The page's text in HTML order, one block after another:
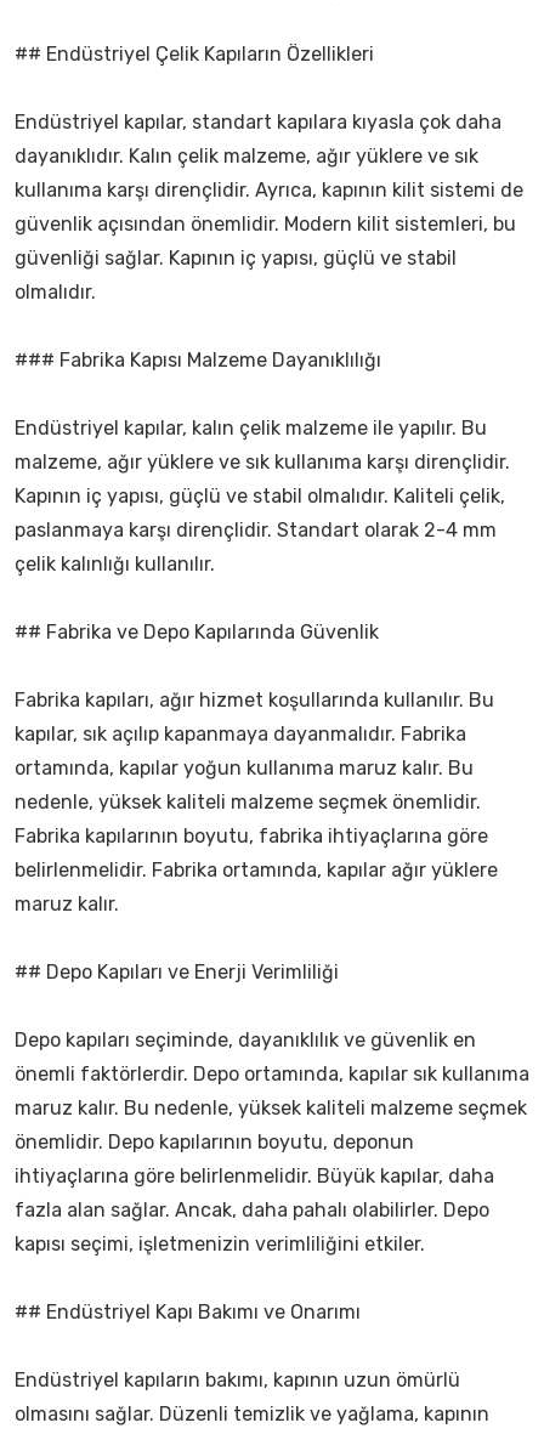
## Endüstriyel Çelik Kapıların Özellikleri
Endüstriyel kapılar, standart kapılara kıyasla çok daha
dayanıklıdır. Kalın çelik malzeme, ağır yüklere ve sık
kullanıma karşı dirençlidir. Ayrıca, kapının kilit sistemi de
güvenlik açısından önemlidir. Modern kilit sistemleri, bu
güvenliği sağlar. Kapının iç yapısı, güçlü ve stabil
olmalıdır.
### Fabrika Kapısı Malzeme Dayanıklılığı
Endüstriyel kapılar, kalın çelik malzeme ile yapılır. Bu
malzeme, ağır yüklere ve sık kullanıma karşı dirençlidir.
Kapının iç yapısı, güçlü ve stabil olmalıdır. Kaliteli çelik,
paslanmaya karşı dirençlidir. Standart olarak 2-4 mm
çelik kalınlığı kullanılır.
## Fabrika ve Depo Kapılarında Güvenlik
Fabrika kapıları, ağır hizmet koşullarında kullanılır. Bu
kapılar, sık açılıp kapanmaya dayanmalıdır. Fabrika
ortamında, kapılar yoğun kullanıma maruz kalır. Bu
nedenle, yüksek kaliteli malzeme seçmek önemlidir.
Fabrika kapılarının boyutu, fabrika ihtiyaçlarına göre
belirlenmelidir. Fabrika ortamında, kapılar ağır yüklere
maruz kalır.
## Depo Kapıları ve Enerji Verimliliği
Depo kapıları seçiminde, dayanıklılık ve güvenlik en
önemli faktörlerdir. Depo ortamında, kapılar sık kullanıma
maruz kalır. Bu nedenle, yüksek kaliteli malzeme seçmek
önemlidir. Depo kapılarının boyutu, deponun
ihtiyaçlarına göre belirlenmelidir. Büyük kapılar, daha
fazla alan sağlar. Ancak, daha pahalı olabilirler. Depo
kapısı seçimi, işletmenizin verimliliğini etkiler.
## Endüstriyel Kapı Bakımı ve Onarımı
Endüstriyel kapıların bakımı, kapının uzun ömürlü
olmasını sağlar. Düzenli temizlik ve yağlama, kapının